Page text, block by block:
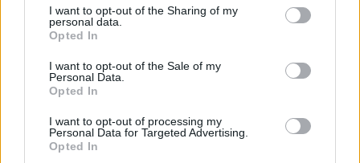
I want to opt-out of the Sharing of my
personal data.
Opted In
I want to opt-out of the Sale of my
Personal Data.
Opted In
I want to opt-out of processing my
Personal Data for Targeted Advertising.
Opted In
AVG
9
Odiseja
19:00
AVG
9
Obišči Vilo Čira-Čara
10:00
AVG
9 16:00